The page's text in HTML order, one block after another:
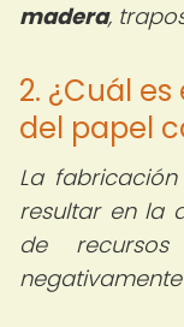
madera,
2. ¿Cuál
del papel
La
resultar en la
de